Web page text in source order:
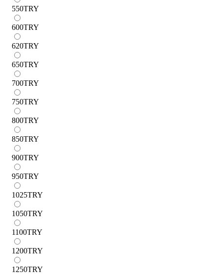
550TRY
600TRY
620TRY
650TRY
700TRY
750TRY
800TRY
850TRY
900TRY
950TRY
1025TRY
1050TRY
1100TRY
1200TRY
1250TRY